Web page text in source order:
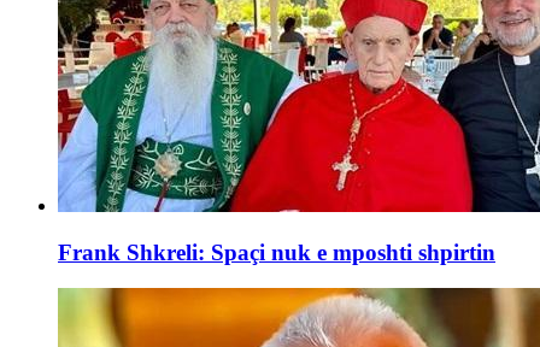
Frank Shkreli: Spaçi nuk e mposhti shpirtin